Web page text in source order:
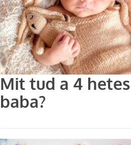
Mit tud a 4 hetes
baba?